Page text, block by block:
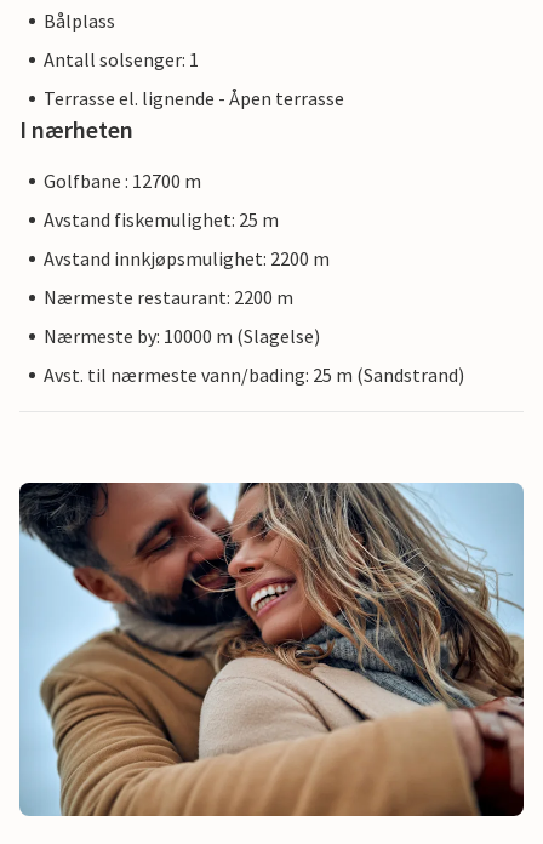
Bålplass
Antall solsenger: 1
Terrasse el. lignende - Åpen terrasse
I nærheten
Golfbane : 12700 m
Avstand fiskemulighet: 25 m
Avstand innkjøpsmulighet: 2200 m
Nærmeste restaurant: 2200 m
Nærmeste by: 10000 m (Slagelse)
Avst. til nærmeste vann/bading: 25 m (Sandstrand)